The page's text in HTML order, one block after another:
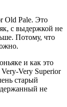
Old Pale. Это
с выдержкой не
Потому, что
и как это
Very Superior
старый
не